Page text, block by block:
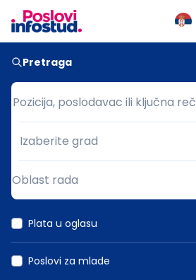
Pretraga
Pozicija, poslodavac ili ključna reč
Pozicija, poslodavac ili ključna reč
Grad
Izaberite grad
Oblast rada
Plata u oglasu
Poslovi za mlade